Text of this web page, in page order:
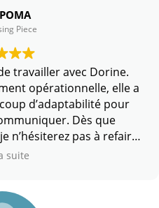
Piece
travailler avec Dorine.
opérationnelle, elle a
d’adaptabilité pour
Dès que
n’hésiterez pas à refaire
services.
suite